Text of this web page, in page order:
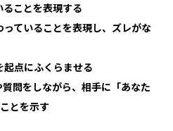
ることを表現する
っていることを表現し、ズレがな
点にふくらませる
問をしながら、相手に「あなた
とを示す